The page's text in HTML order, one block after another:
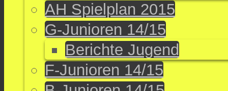
AH Spielplan 2015
G-Junioren 14/15
Berichte Jugend
F-Junioren 14/15